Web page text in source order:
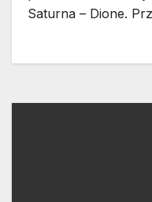
Saturna – Dione.